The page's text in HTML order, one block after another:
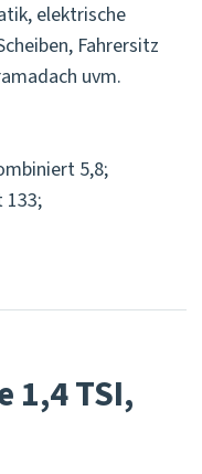
elektrische
Fahrersitz
uvm.
5,8;
133;
1,4 TSI,